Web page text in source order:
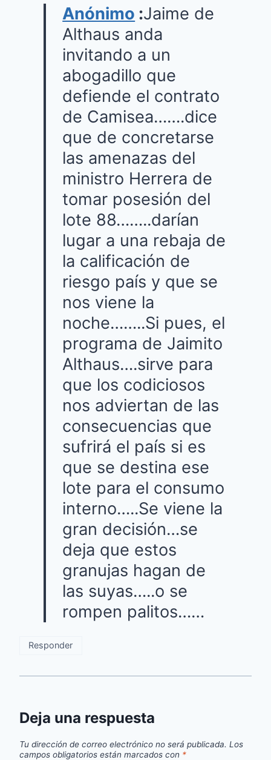
Anónimo :Jaime de
Althaus anda
invitando a un
abogadillo que
defiende el contrato
de Camisea…….dice
que de concretarse
las amenazas del
ministro Herrera de
tomar posesión del
lote 88……..darían
lugar a una rebaja de
la calificación de
riesgo país y que se
nos viene la
noche……..Si pues, el
programa de Jaimito
Althaus….sirve para
que los codiciosos
nos adviertan de las
consecuencias que
sufrirá el país si es
que se destina ese
lote para el consumo
interno…..Se viene la
gran decisión…se
deja que estos
granujas hagan de
las suyas…..o se
rompen palitos……
Responder
Deja una respuesta
Tu dirección de correo electrónico no será publicada. Los
campos obligatorios están marcados con *